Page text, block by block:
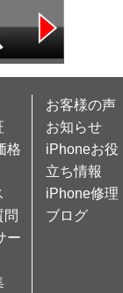
格
問
ー
お客様の声
お知らせ
iPhoneお役
立ち情報
iPhone修理
ブログ